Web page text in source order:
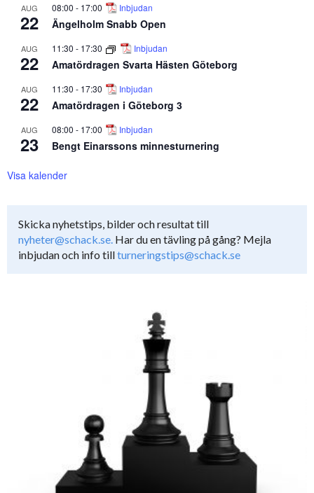
AUG
22
08:00 - 17:00 Inbjudan
Ängelholm Snabb Open
AUG
22
11:30 - 17:30 Inbjudan
Amatördragen Svarta Hästen Göteborg
AUG
22
11:30 - 17:30 Inbjudan
Amatördragen i Göteborg 3
AUG
23
08:00 - 17:00 Inbjudan
Bengt Einarssons minnesturnering
Visa kalender
Skicka nyhetstips, bilder och resultat till
nyheter@schack.se. Har du en tävling på gång? Mejla
inbjudan och info tillturneringstips@schack.se